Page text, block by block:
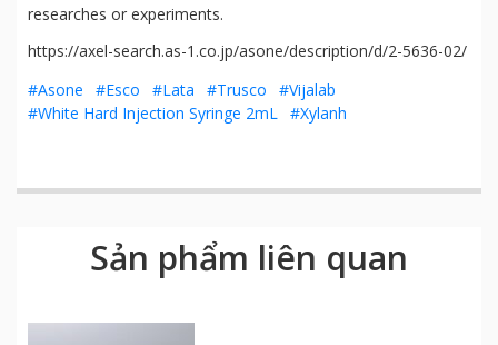
researches or experiments.
https://axel-search.as-1.co.jp/asone/description/d/2-5636-02/
#Asone
#Esco #Lata #Trusco
#Vijalab
#White Hard Injection Syringe 2mL #Xylanh
Sản phẩm liên quan